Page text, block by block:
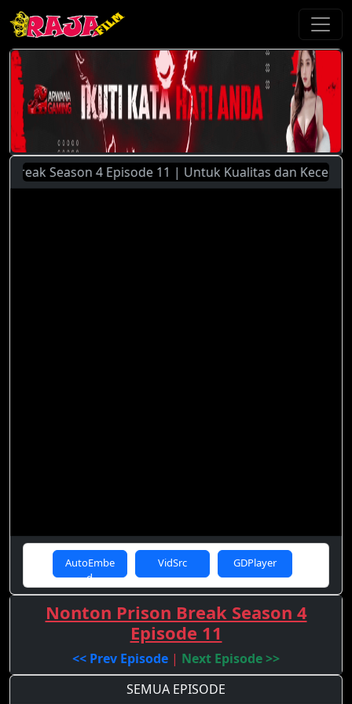
Season 4 Episode 11 | Untuk Kualitas dan
AutoEmbe
d
VidSrc GDPlayer
Nonton Prison Break Season 4
Episode 11
<< Prev Episode | Next Episode >>
SEMUA EPISODE